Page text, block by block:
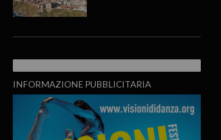
INFORMAZIONE PUBBLICITARIA